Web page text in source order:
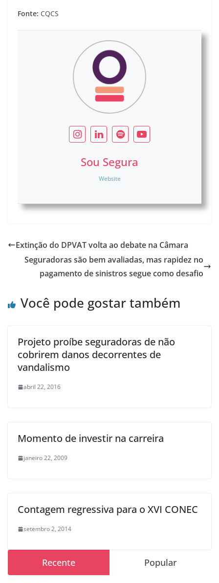
Fonte: CQCS
Sou Segura
Website
Extinção do DPVAT volta ao debate na Câmara
Seguradoras são bem avaliadas, mas rapidez no
pagamento de sinistros segue como desafio
Você pode gostar também
Projeto proíbe seguradoras de não
cobrirem danos decorrentes de
vandalismo
abril 22, 2016
Momento de investir na carreira
janeiro 22, 2009
Contagem regressiva para o XVI CONEC
setembro 2, 2014
Recente Popular